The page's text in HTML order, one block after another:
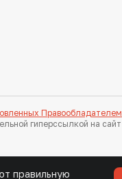
Правообладателем
гиперссылкой на сайт
правильную